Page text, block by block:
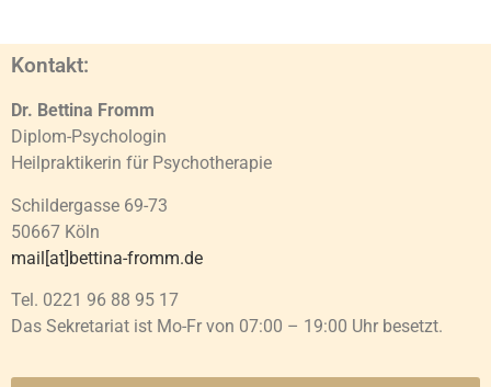
Kontakt:
Dr. Bettina Fromm
Diplom-Psychologin
Heilpraktikerin für Psychotherapie
Schildergasse 69-73
50667 Köln
mail[at]bettina-fromm.de
Tel. 0221 96 88 95 17
Das Sekretariat ist Mo-Fr von 07:00 – 19:00 Uhr besetzt.